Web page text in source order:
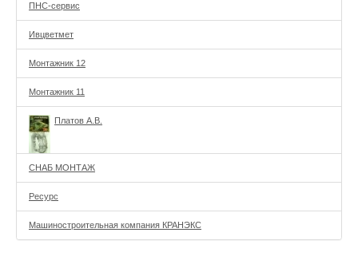
ПНС-сервис
Ивцветмет
Монтажник 12
Монтажник 11
Платов А.В.
СНАБ МОНТАЖ
Ресурс
Машиностроительная компания КРАНЭКС